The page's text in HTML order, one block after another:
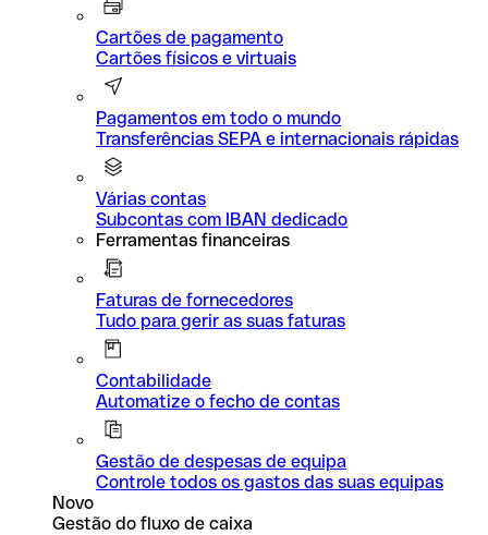
Cartões de pagamento
Cartões físicos e virtuais
Pagamentos em todo o mundo
Transferências SEPA e internacionais rápidas
Várias contas
Subcontas com IBAN dedicado
Ferramentas financeiras
Faturas de fornecedores
Tudo para gerir as suas faturas
Contabilidade
Automatize o fecho de contas
Gestão de despesas de equipa
Controle todos os gastos das suas equipas
Novo
Gestão do fluxo de caixa